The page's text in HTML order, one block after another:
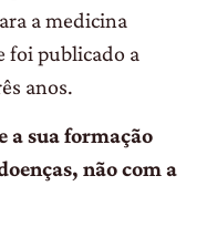
a medicina
foi publicado a
anos.
a sua formação
não com a